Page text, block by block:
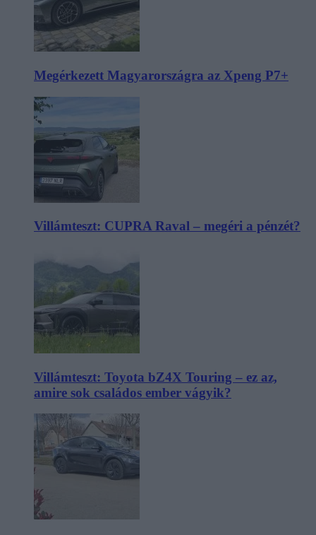
Megérkezett Magyarországra az Xpeng P7+
Villámteszt: CUPRA Raval – megéri a pénzét?
Villámteszt: Toyota bZ4X Touring – ez az,
amire sok családos ember vágyik?